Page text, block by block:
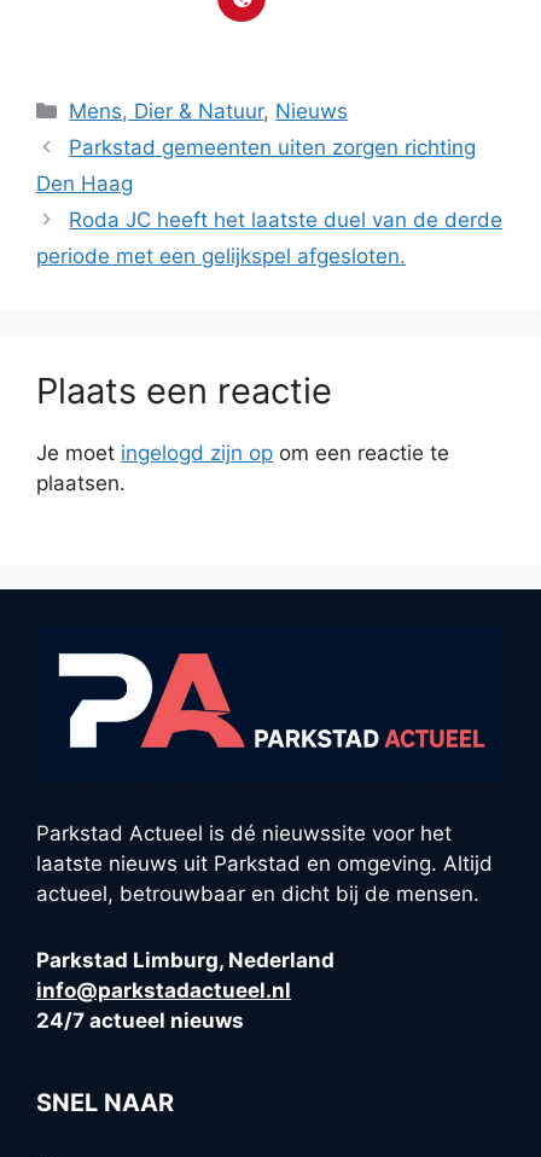
Categorieën
Mens, Dier & Natuur, Nieuws
Parkstad gemeenten uiten zorgen richting
Den Haag
Roda JC heeft het laatste duel van de derde
periode met een gelijkspel afgesloten.
Plaats een reactie
Je moet ingelogd zijn op om een reactie te
plaatsen.
Parkstad Actueel is dé nieuwssite voor het
laatste nieuws uit Parkstad en omgeving. Altijd
actueel, betrouwbaar en dicht bij de mensen.
Parkstad Limburg, Nederland
info@parkstadactueel.nl
24/7 actueel nieuws
SNEL NAAR